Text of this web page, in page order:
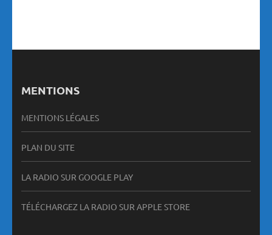
MENTIONS
MENTIONS LÉGALES
PLAN DU SITE
LA RADIO SUR GOOGLE PLAY
TÉLÉCHARGEZ LA RADIO SUR APPLE STORE